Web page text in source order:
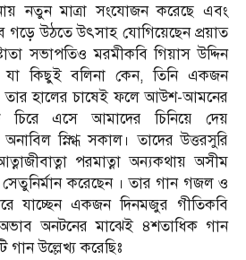
নতুন মাত্রা সংযোজন করেছে এবং
গড়ে উঠতে উৎসাহ যোগিয়েছেন প্রয়াত
সভাপতিও মরমীকবি গিয়াস উদ্দিন
কিছুই বলিনা কেন, তিনি একজন
তার হালের চাষেই ফলে আউশ-আমনের
চিরে এসে আমাদের চিনিয়ে দেয়
স্নিগ্ধ সকাল। তাদের উত্তরসুরি
পরমাত্না অন্যকথায় অসীম
সেতুনির্মান করেছেন । তার গান গজল ও
যাচ্ছেন একজন দিনমজুর গীতিকবি
অনটনের মাঝেই ৪শতাধিক গান
উল্লেখ্য করেছিঃ